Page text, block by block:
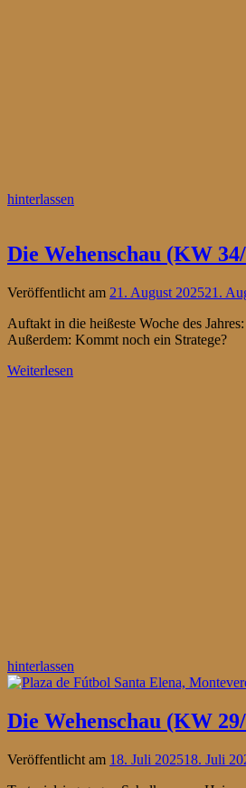
hinterlassen
Die Wehenschau (KW
Veröffentlicht am 21. August 202521.
Auftakt in die heißeste Woche des
Außerdem: Kommt noch ein Stratege?
Weiterlesen
hinterlassen
Die Wehenschau (KW
Veröffentlicht am 18. Juli 202518. Juli